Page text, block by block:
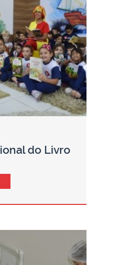
do Livro